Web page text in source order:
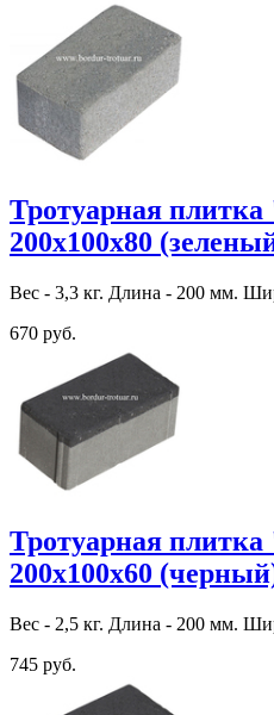
Тротуарная
200х100х80
Вес - 3,3 кг. Длина - 200 мм.
670 руб.
Тротуарная
200х100х60
Вес - 2,5 кг. Длина - 200 мм.
745 руб.